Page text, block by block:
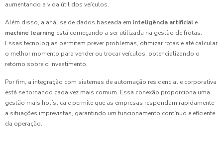
aumentando a vida útil dos veículos.
Além disso, a análise de dados baseada em inteligência artificial e
machine learning está começando a ser utilizada na gestão de frotas.
Essas tecnologias permitem prever problemas, otimizar rotas e até calcular
o melhor momento para vender ou trocar veículos, potencializando o
retorno sobre o investimento.
Por fim, a integração com sistemas de automação residencial e corporativa
está se tornando cada vez mais comum. Essa conexão proporciona uma
gestão mais holística e permite que as empresas respondam rapidamente
a situações imprevistas, garantindo um funcionamento contínuo e eficiente
da operação.